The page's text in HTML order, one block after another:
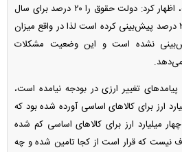
جبران خدمات دیده نشده است، اظهار کرد: دولت حقوق را ۲۰ درصد برای سال
آینده افزایش داده و تورم را ۳۳ درصد پیش‌بینی کرده است لذا در واقع میزان
نشده است و این وضعیت مشکلات
پیامد‌های تغییر ارزی در بودجه نیامده است،
سال گذشته ۱۶ میلیارد ارز برای کالا‌های اساسی آورده شده بود که
یعنی چهار میلیارد ارز برای کالا‌های اساسی کم شده
نیست که قرار است از کجا تامین شده و چه